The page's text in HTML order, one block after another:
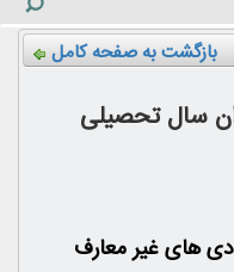
بازگشت به صفحه کامل
سال تحصیلی
های غیر معارف